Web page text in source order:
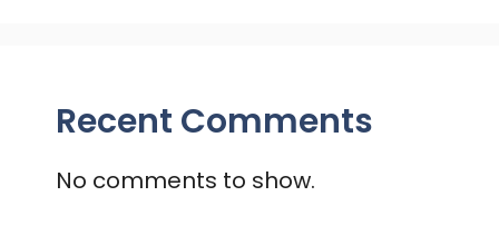
Recent Comments
No comments to show.